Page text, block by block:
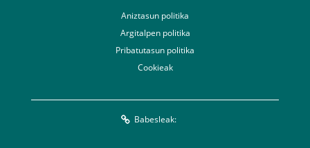
Aniztasun politika
Argitalpen politika
Pribatutasun politika
Cookieak
Babesleak: